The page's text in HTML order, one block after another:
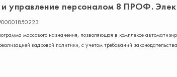
управление персоналом 8 ПРОФ.
массового назначения, позволяющая в комплексе
кадровой политики, с учетом требований законодательства